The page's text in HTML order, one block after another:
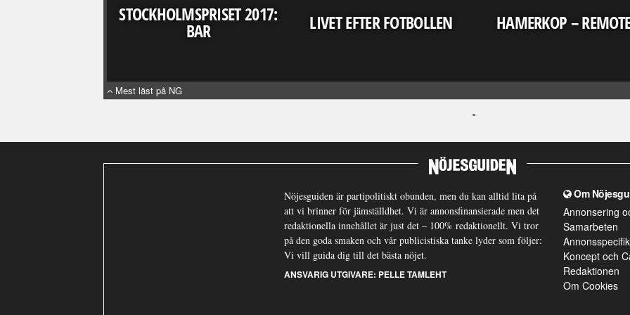
STOCKHOLMSPRISET 2017:
BAR LIVET EFTER FOTBOLLEN HAMERKOP –
Mest läst på NG
Nöjesguiden är partipolitiskt obunden, men du kan alltid lita på
att vi brinner för jämställdhet. Vi är annonsfinansierade men det
redaktionella innehållet är just det – 100% redaktionellt. Vi tror
på den goda smaken och vår publicistiska tanke lyder som följer:
Vi vill guida dig till det bästa nöjet.
ANSVARIG UTGIVARE: PELLE TAMLEHT
Om
Annonsering
Samarbeten
Koncept och
Redaktionen
Om Cookies